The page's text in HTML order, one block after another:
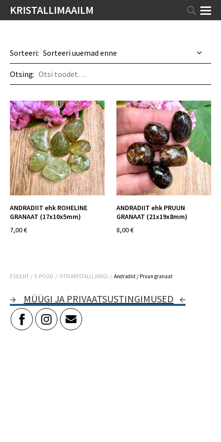
KRISTALLIMAAILM
Sorteeri:
Otsing:
ANDRADIIT ehk ROHELINE
GRANAAT (17x10x5mm)
7,00 €
ANDRADIIT ehk PRUUN
GRANAAT (21x19x8mm)
8,00 €
ESILEHT / E-POOD / OTSI KRISTALLI JÄRGI / Andradiit / Pruun granaat
→ MÜÜGI JA PRIVAATSUSTINGIMUSED ←